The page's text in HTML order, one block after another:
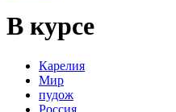
В курсе
Карелия
Мир
пудож
Россия